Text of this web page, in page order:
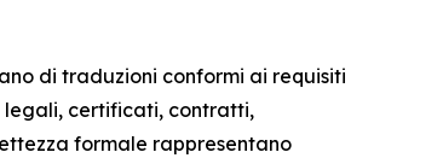
di traduzioni conformi ai requisiti
legali, certificati, contratti,
formale rappresentano